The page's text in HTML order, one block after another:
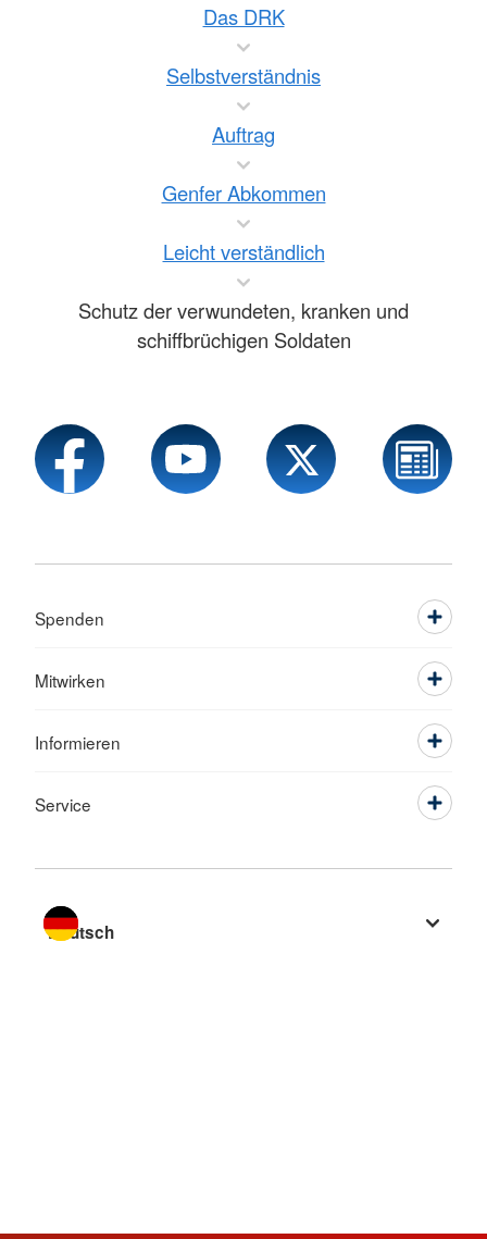
Das DRK
Selbstverständnis
Auftrag
Genfer Abkommen
Leicht verständlich
Schutz der verwundeten, kranken und
schiffbrüchigen Soldaten
Spenden
Mitwirken
Informieren
Service
Sprache wechseln zu